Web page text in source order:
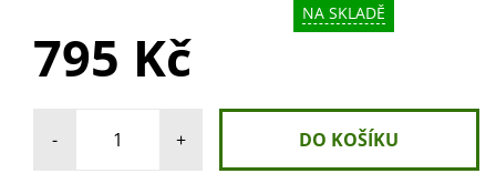
NA SKLADĚ
795 Kč
- +